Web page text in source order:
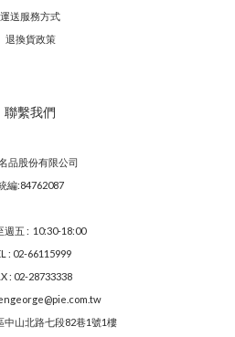
運送服務方式
退換貨政策
聯繫我們
品股份有限公司
編:84762087
週五 : 10:30-18:00
: 02-66115999
: 02-28733338
中山北路七段82巷1號1樓